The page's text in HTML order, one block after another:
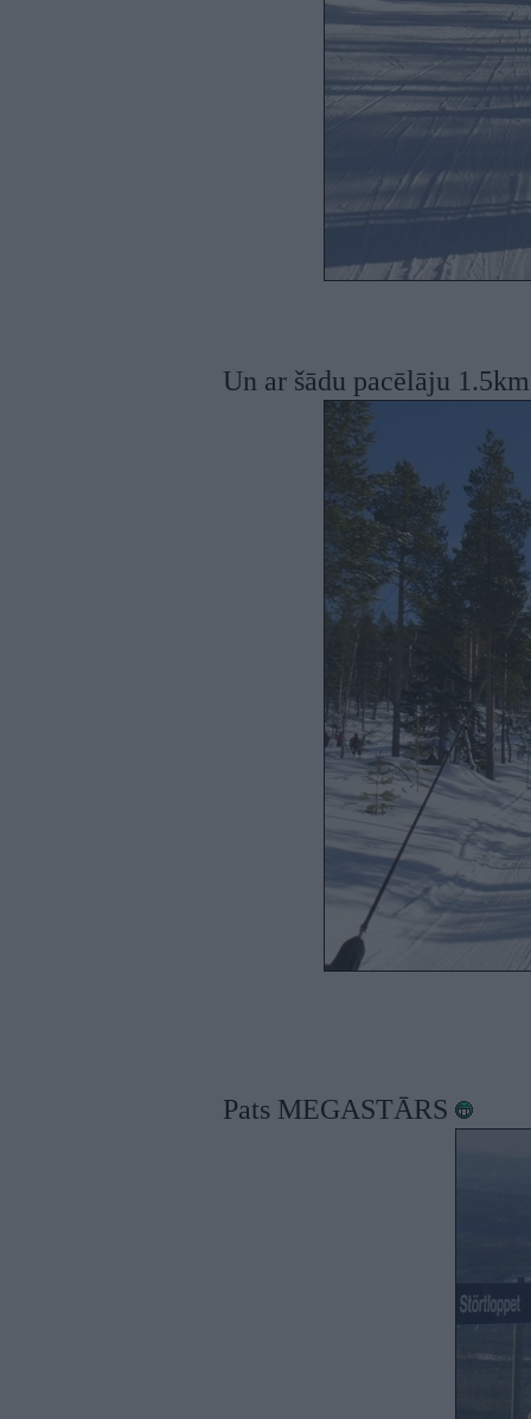
Un ar šādu pacēlāju
Pats MEGASTĀRS